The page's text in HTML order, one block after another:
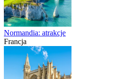
Normandia: atrakcje
Francja